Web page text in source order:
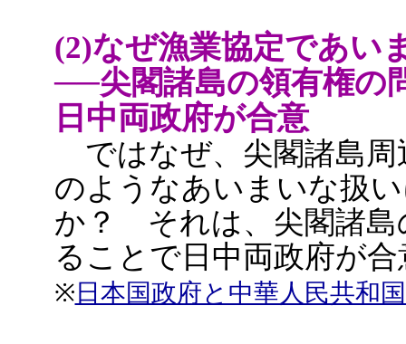
(2)なぜ漁業協定であい
──尖閣諸島の領有権の
日中両政府が合意
ではなぜ、尖閣諸島周
のようなあいまいな扱
か？ それは、尖閣諸島
ることで日中両政府が
※ 日本国政府と中華人民共和